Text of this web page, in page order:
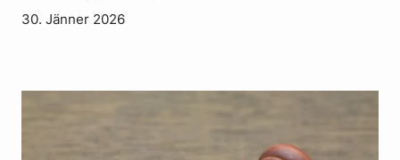
30. Jänner 2026